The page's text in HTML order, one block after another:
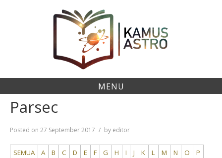
MENU
Parsec
Posted on 27 September 2017 by editor
SEMUA A B C D E F G H I J K L M N O
P